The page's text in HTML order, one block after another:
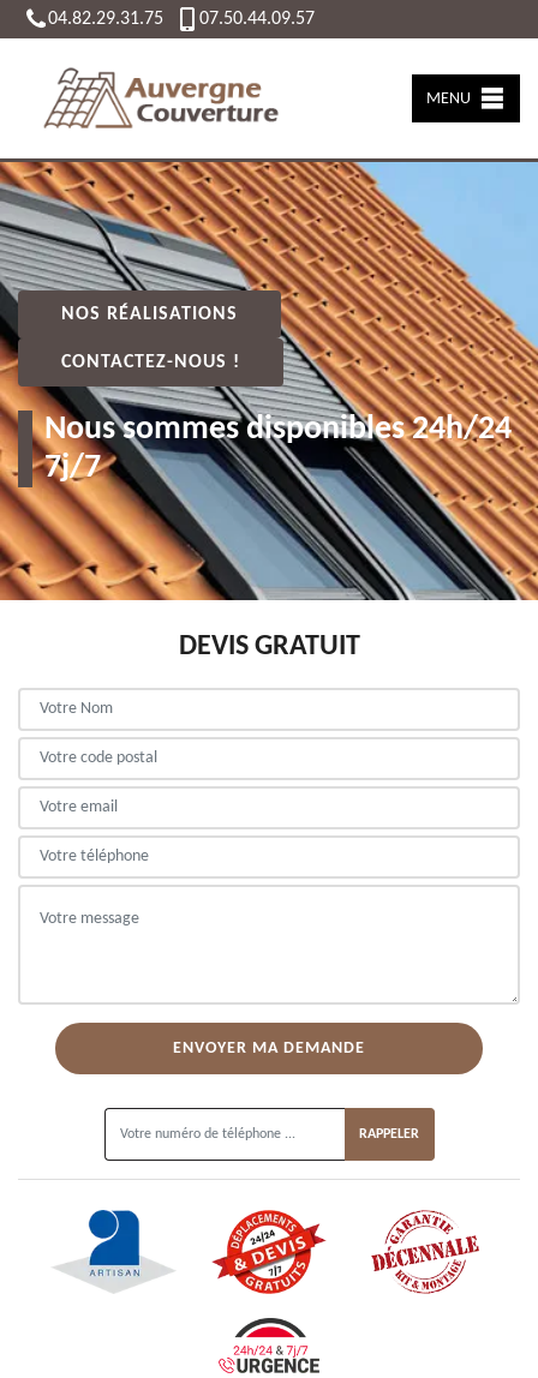
04.82.29.31.75 07.50.44.09.57
MENU
NOS RÉALISATIONS
CONTACTEZ-NOUS !
Nous sommes disponibles 24h/24
7j/7
DEVIS GRATUIT